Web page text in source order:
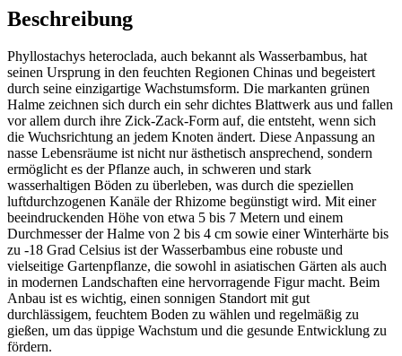
Beschreibung
Phyllostachys heteroclada, auch bekannt als Wasserbambus, hat
seinen Ursprung in den feuchten Regionen Chinas und begeistert
durch seine einzigartige Wachstumsform. Die markanten grünen
Halme zeichnen sich durch ein sehr dichtes Blattwerk aus und fallen
vor allem durch ihre Zick-Zack-Form auf, die entsteht, wenn sich
die Wuchsrichtung an jedem Knoten ändert. Diese Anpassung an
nasse Lebensräume ist nicht nur ästhetisch ansprechend, sondern
ermöglicht es der Pflanze auch, in schweren und stark
wasserhaltigen Böden zu überleben, was durch die speziellen
luftdurchzogenen Kanäle der Rhizome begünstigt wird. Mit einer
beeindruckenden Höhe von etwa 5 bis 7 Metern und einem
Durchmesser der Halme von 2 bis 4 cm sowie einer Winterhärte bis
zu -18 Grad Celsius ist der Wasserbambus eine robuste und
vielseitige Gartenpflanze, die sowohl in asiatischen Gärten als auch
in modernen Landschaften eine hervorragende Figur macht. Beim
Anbau ist es wichtig, einen sonnigen Standort mit gut
durchlässigem, feuchtem Boden zu wählen und regelmäßig zu
gießen, um das üppige Wachstum und die gesunde Entwicklung zu
fördern.